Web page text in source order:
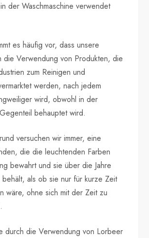
der Waschmaschine verwendet
es häufig vor, dass unsere
die Verwendung von Produkten, die
zum Reinigen und
werden, nach jedem
wird, obwohl in der
behauptet wird.
versuchen wir immer, eine
die die leuchtenden Farben
bewahrt und sie über die Jahre
als ob sie nur für kurze Zeit
wäre, ohne sich mit der Zeit zu
durch die Verwendung von Lorbeer